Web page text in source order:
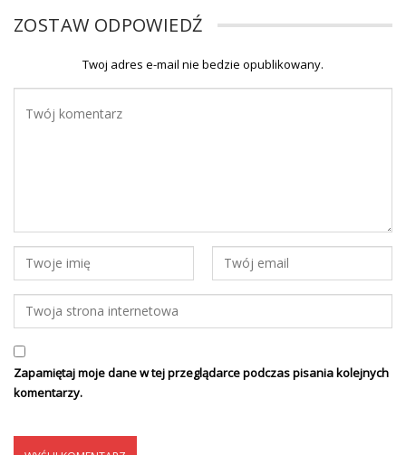
ZOSTAW ODPOWIEDŹ
Twoj adres e-mail nie bedzie opublikowany.
Zapamiętaj moje dane w tej przeglądarce podczas pisania kolejnych
komentarzy.